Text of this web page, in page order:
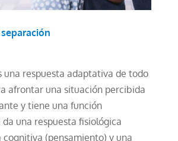
una respuesta adaptativa de todo
afrontar una situación percibida
y tiene una función
una respuesta fisiológica
cognitiva (pensamiento) y una